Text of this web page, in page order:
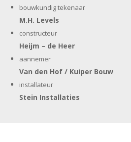
bouwkundig tekenaar
M.H. Levels
constructeur
Heijm – de Heer
aannemer
Van den Hof / Kuiper Bouw
installateur
Stein Installaties